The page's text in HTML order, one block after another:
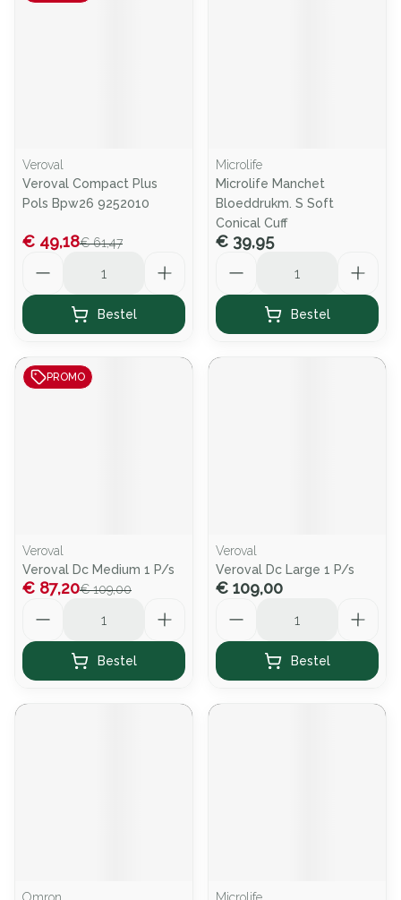
Veroval
Veroval Compact Plus
Pols Bpw26 9252010
€ 61,47
€ 49,18
Bestel
Microlife
Microlife Manchet
Bloeddrukm. S Soft
Conical Cuff
€ 39,95
Bestel
PROMO
Veroval
Veroval Dc Medium 1 P/s
€ 109,00
€ 87,20
Bestel
Veroval
Veroval Dc Large 1 P/s
€ 109,00
Bestel